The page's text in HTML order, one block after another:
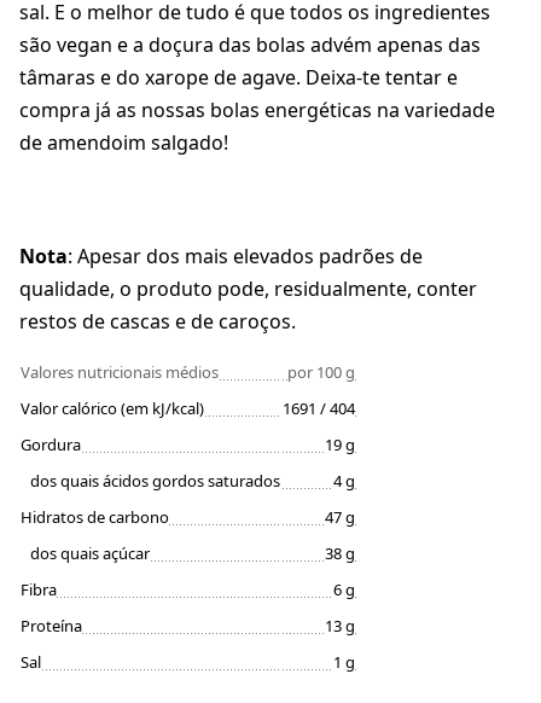
sal. E o melhor de tudo é que todos os ingredientes
são vegan e a doçura das bolas advém apenas das
tâmaras e do xarope de agave. Deixa-te tentar e
compra já as nossas bolas energéticas na variedade
de amendoim salgado!
Nota: Apesar dos mais elevados padrões de
qualidade, o produto pode, residualmente, conter
restos de cascas e de caroços.
Valores nutricionais médios
por 100 g
Valor calórico (em kJ/kcal)
1691 / 404
Gordura
19 g
dos quais ácidos gordos saturados
4 g
Hidratos de carbono
47 g
dos quais açúcar
38 g
Fibra
6 g
Proteína
13 g
Sal
1 g